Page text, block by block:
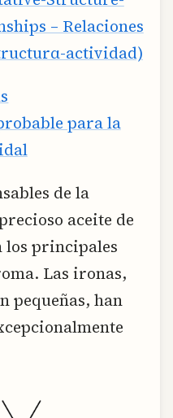
– Relaciones
actividad)
para la
de la
aceite de
los principales
Las ironas,
pequeñas, han